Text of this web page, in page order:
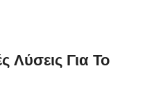
Λύσεις Για Το